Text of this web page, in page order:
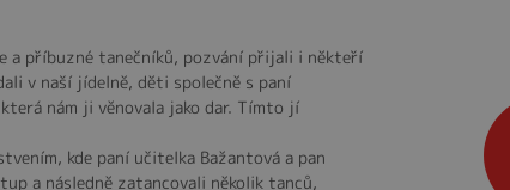
a příbuzné tanečníků, pozvání přijali i někteří
v naší jídelně, děti společně s paní
nám ji věnovala jako dar. Tímto jí
kde paní učitelka Bažantová a pan
a následně zatancovali několik tanců,